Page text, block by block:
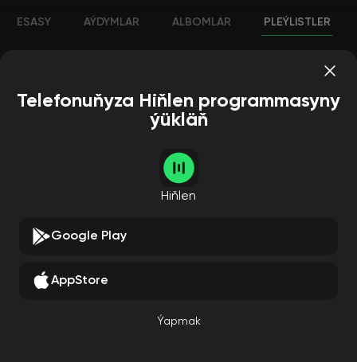
ESASY AÝDYMLAR ALBOMLAR PLEÝLISTLER
Telefonuňyza Hiňlen programmasyny
ýükläň
Hiňlen
Google Play
AppStore
Ýapmak